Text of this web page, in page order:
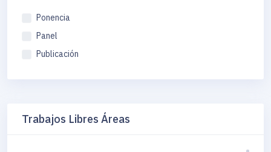
Ponencia
Panel
Publicación
Trabajos Libres Áreas